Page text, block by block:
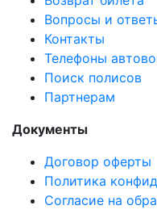
Вопросы и
Контакты
Телефоны
Поиск полисов
Партнерам
Документы
Договор оферты
Политика
Согласие на